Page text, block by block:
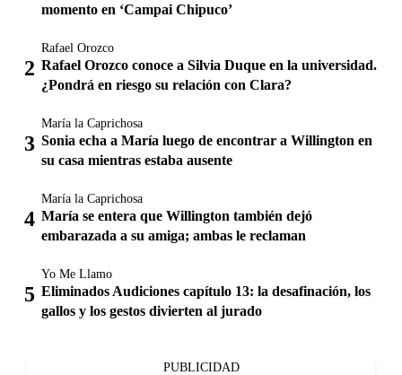
momento en ‘Campai Chipuco’
Rafael Orozco
Rafael Orozco conoce a Silvia Duque en la universidad.
¿Pondrá en riesgo su relación con Clara?
María la Caprichosa
Sonia echa a María luego de encontrar a Willington en
su casa mientras estaba ausente
María la Caprichosa
María se entera que Willington también dejó
embarazada a su amiga; ambas le reclaman
Yo Me Llamo
Eliminados Audiciones capítulo 13: la desafinación, los
gallos y los gestos divierten al jurado
PUBLICIDAD